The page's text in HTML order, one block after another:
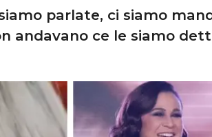
parlate, ci siamo
andavano ce le siamo